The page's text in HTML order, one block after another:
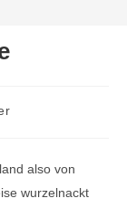
also von
wurzelnackt